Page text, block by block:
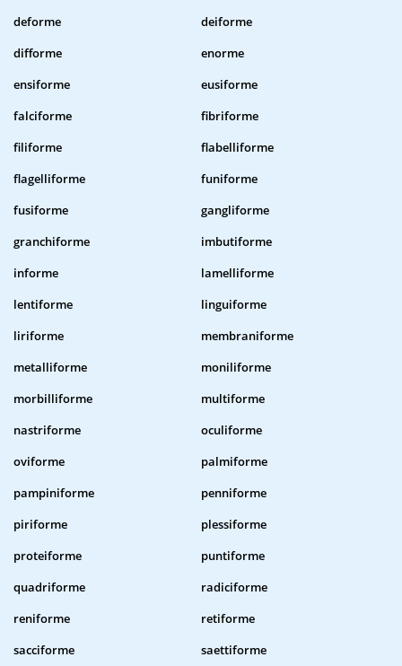
deforme
deiforme
difforme
enorme
ensiforme
eusiforme
falciforme
fibriforme
filiforme
flabelliforme
flagelliforme
funiforme
fusiforme
gangliforme
granchiforme
imbutiforme
informe
lamelliforme
lentiforme
linguiforme
liriforme
membraniforme
metalliforme
moniliforme
morbilliforme
multiforme
nastriforme
oculiforme
oviforme
palmiforme
pampiniforme
penniforme
piriforme
plessiforme
proteiforme
puntiforme
quadriforme
radiciforme
reniforme
retiforme
sacciforme
saettiforme